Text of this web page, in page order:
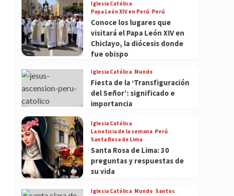
Iglesia Católica
Papa León XIV en Perú Perú
Conoce los lugares que
visitará el Papa León XIV en
Chiclayo, la diócesis donde
fue obispo
Iglesia Católica Mundo
Fiesta de la ‘Transfiguración
del Señor’: significado e
importancia
Iglesia Católica
La noticia de la semana Perú
Santa Rosa de Lima
Santa Rosa de Lima: 30
preguntas y respuestas de
su vida
Iglesia Católica Mundo Santos